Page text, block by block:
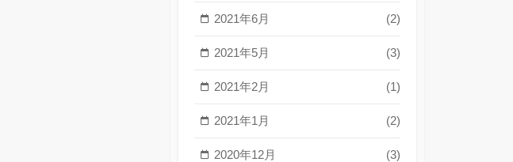
2021年6月 (2)
2021年5月 (3)
2021年2月 (1)
2021年1月 (2)
2020年12月 (3)